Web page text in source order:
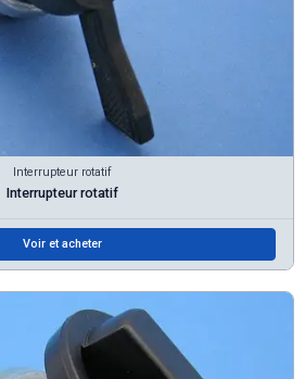
Interrupteur rotatif
Interrupteur rotatif
Voir et acheter